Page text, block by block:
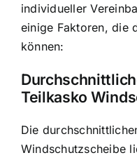
individueller
einige Faktoren, die
können:
Teilkasko
Die
Windschutzscheibe